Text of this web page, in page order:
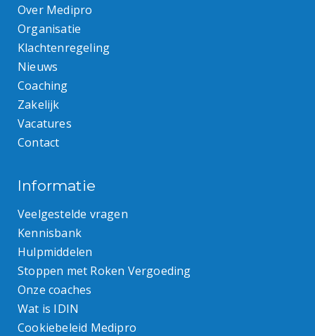
Over Medipro
Organisatie
Klachtenregeling
Nieuws
Coaching
Zakelijk
Vacatures
Contact
Informatie
Veelgestelde vragen
Kennisbank
Hulpmiddelen
Stoppen met Roken Vergoeding
Onze coaches
Wat is IDIN
Cookiebeleid Medipro